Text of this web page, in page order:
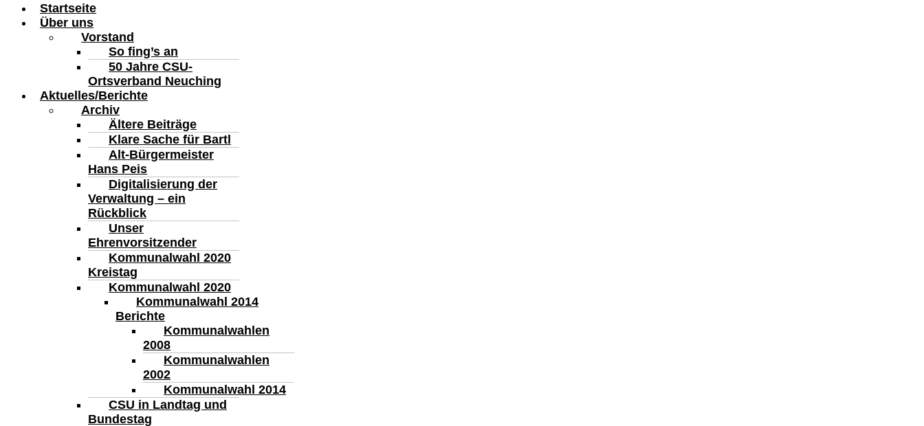
Startseite
Über uns
Vorstand
So fing’s an
50 Jahre CSU-
Ortsverband Neuching
Aktuelles/Berichte
Archiv
Ältere Beiträge
Klare Sache für Bartl
Alt-Bürgermeister
Hans Peis
Digitalisierung der
Verwaltung – ein
Rückblick
Unser
Ehrenvorsitzender
Kommunalwahl 2020
Kreistag
Kommunalwahl 2020
Kommunalwahl 2014
Berichte
Kommunalwahlen
2008
Kommunalwahlen
2002
Kommunalwahl 2014
CSU in Landtag und
Bundestag